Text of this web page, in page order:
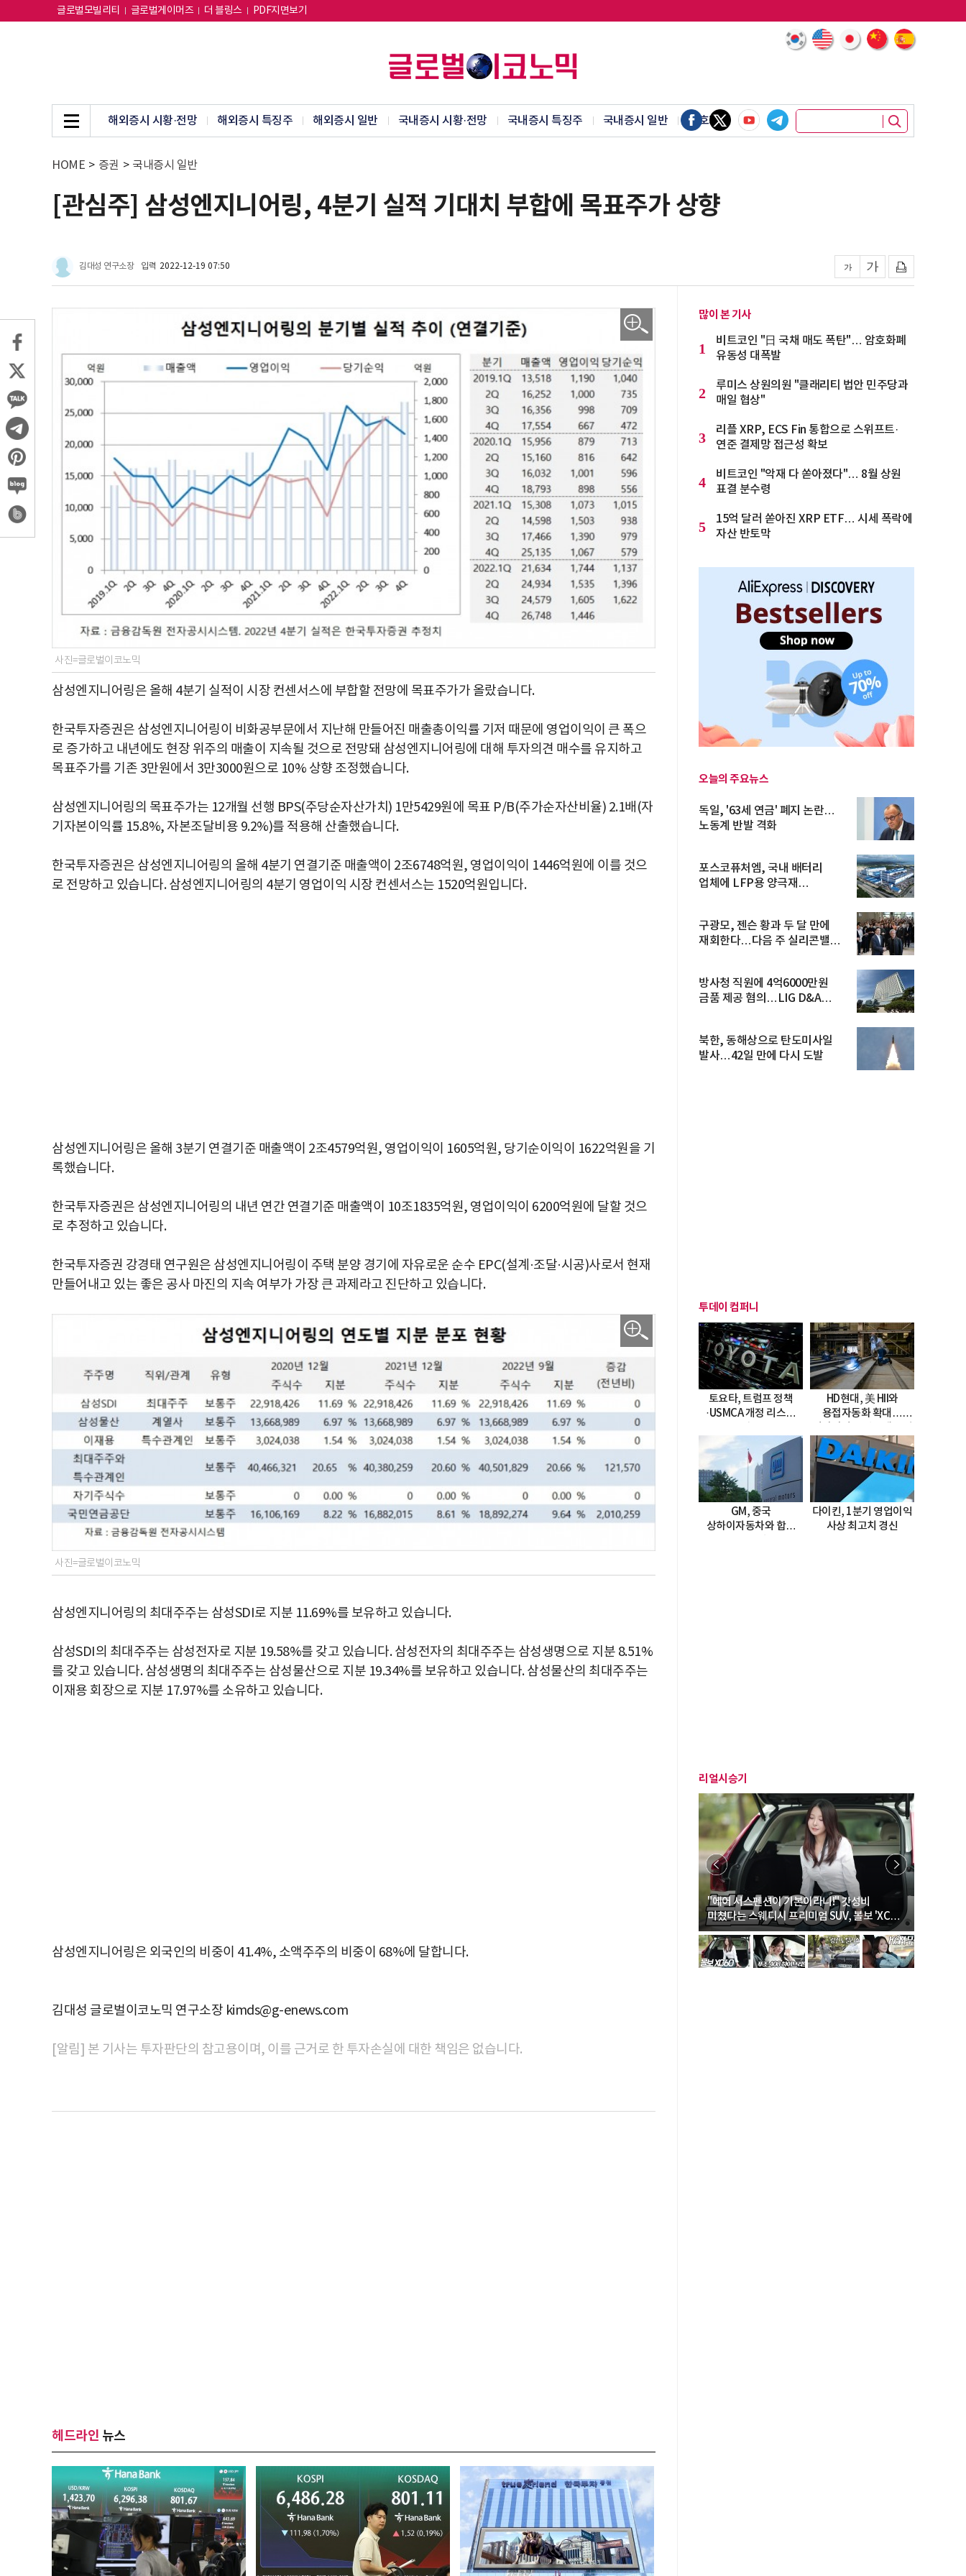
글로벌모빌리티 글로벌게이머즈 더 블링스 PDF지면보기
해외증시 시황·전망 해외증시 특징주 해외증시 일반 국내증시 시황·전망 국내증시 특징주 국내증시 일반 암호화폐
HOME > 증권 > 국내증시 일반
[관심주] 삼성엔지니어링, 4분기 실적 기대치 부합에 목표주가 상향
김대성 연구소장 입력 2022-12-19 07:50
사진=글로벌이코노믹
삼성엔지니어링은 올해 4분기 실적이 시장 컨센서스에 부합할 전망에 목표주가가 올랐습니다.
한국투자증권은 삼성엔지니어링이 비화공부문에서 지난해 만들어진 매출총이익률 기저 때문에 영업이익이 큰 폭으
로 증가하고 내년에도 현장 위주의 매출이 지속될 것으로 전망돼 삼성엔지니어링에 대해 투자의견 매수를 유지하고
목표주가를 기존 3만원에서 3만3000원으로 10% 상향 조정했습니다.
삼성엔지니어링의 목표주가는 12개월 선행 BPS(주당순자산가치) 1만5429원에 목표 P/B(주가순자산비율) 2.1배(자
기자본이익률 15.8%, 자본조달비용 9.2%)를 적용해 산출했습니다.
한국투자증권은 삼성엔지니어링의 올해 4분기 연결기준 매출액이 2조6748억원, 영업이익이 1446억원에 이를 것으
로 전망하고 있습니다. 삼성엔지니어링의 4분기 영업이익 시장 컨센서스는 1520억원입니다.
삼성엔지니어링은 올해 3분기 연결기준 매출액이 2조4579억원, 영업이익이 1605억원, 당기순이익이 1622억원을 기
록했습니다.
한국투자증권은 삼성엔지니어링의 내년 연간 연결기준 매출액이 10조1835억원, 영업이익이 6200억원에 달할 것으
로 추정하고 있습니다.
한국투자증권 강경태 연구원은 삼성엔지니어링이 주택 분양 경기에 자유로운 순수 EPC(설계·조달·시공)사로서 현재
만들어내고 있는 좋은 공사 마진의 지속 여부가 가장 큰 과제라고 진단하고 있습니다.
사진=글로벌이코노믹
삼성엔지니어링의 최대주주는 삼성SDI로 지분 11.69%를 보유하고 있습니다.
삼성SDI의 최대주주는 삼성전자로 지분 19.58%를 갖고 있습니다. 삼성전자의 최대주주는 삼성생명으로 지분 8.51%
를 갖고 있습니다. 삼성생명의 최대주주는 삼성물산으로 지분 19.34%를 보유하고 있습니다. 삼성물산의 최대주주는
이재용 회장으로 지분 17.97%를 소유하고 있습니다.
삼성엔지니어링은 외국인의 비중이 41.4%, 소액주주의 비중이 68%에 달합니다.
김대성 글로벌이코노믹 연구소장 kimds@g-enews.com
[알림] 본 기사는 투자판단의 참고용이며, 이를 근거로 한 투자손실에 대한 책임은 없습니다.
헤드라인 뉴스
많이 본 기사
1
비트코인 "日 국채 매도 폭탄"… 암호화폐
유동성 대폭발
2
루미스 상원의원 "클래리티 법안 민주당과
매일 협상"
3
리플 XRP, ECS Fin 통합으로 스위프트·
연준 결제망 접근성 확보
4
비트코인 "악재 다 쏟아졌다"… 8월 상원
표결 분수령
5
15억 달러 쏟아진 XRP ETF… 시세 폭락에
자산 반토막
오늘의 주요뉴스
독일, '63세 연금' 폐지 논란…
노동계 반발 격화
포스코퓨처엠, 국내 배터리
업체에 LFP용 양극재
구광모, 젠슨 황과 두 달 만에
재회한다…다음 주 실리콘밸리
방사청 직원에 4억6000만원
금품 제공 혐의…LIG D&A
북한, 동해상으로 탄도미사일
발사…42일 만에 다시 도발
투데이 컴퍼니
토요타, 트럼프 정책
·USMCA 개정 리스크
HD현대, 美 HII와
용접자동화 확대…
도입
GM, 중국
상하이자동차와 합작
다이킨, 1분기 영업이익
사상 최고치 경신
리얼시승기
"에어 서스펜션이 기본이라니!" 갓성비
미쳤다는 스웨디시 프리미엄 SUV, 볼보 'XC60
B5 울트라'